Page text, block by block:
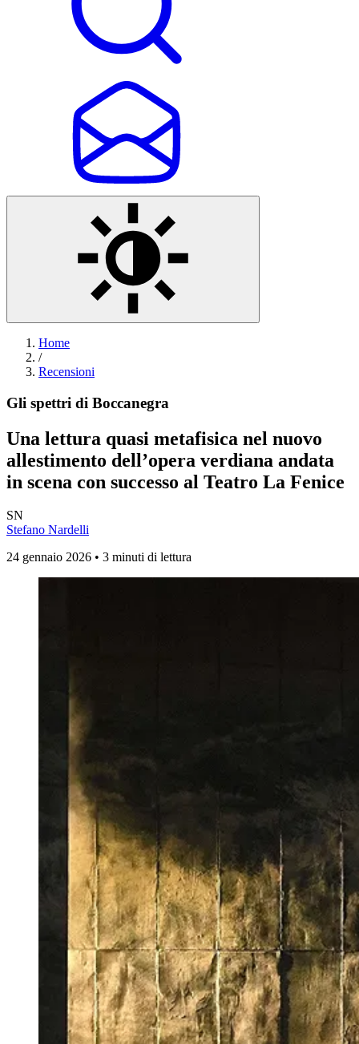
Home
/
Recensioni
Gli spettri di Boccanegra
Una lettura quasi metafisica nel nuovo
allestimento dell’opera verdiana andata
in scena con successo al Teatro La Fenice
SN
Stefano Nardelli
24 gennaio 2026 • 3 minuti di lettura